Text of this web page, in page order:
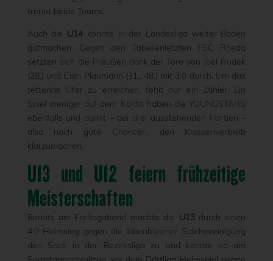
trennt beide Teams.
Auch die U14 konnte in der Landesliga weiter Boden
gutmachen. Gegen den Tabellenletzten FSC Rheda
setzten sich die Preußen dank der Tore von Joel Rudek
(28.) und Cian Plaumann (31., 48.) mit 3:0 durch. Um das
rettende Ufer zu erreichen, fehlt nur ein Zähler. Ein
Spiel weniger auf dem Konto haben die YOUNGSTARS
ebenfalls und damit – bei drei ausstehenden Partien –
also noch gute Chancen, den Klassenverbleib
klarzumachen.
U13 und U12 feiern frühzeitige
Meisterschaften
Bereits am Freitagabend machte die U13durch einen
4:0-Heimsieg gegen die Ibbenbürener Spielvereinigung
den Sack in der Bezirksliga zu und konnte so am